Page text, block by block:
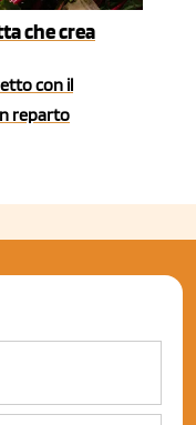
che crea
con il
reparto